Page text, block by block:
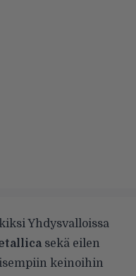
Yhdysvalloissa
sekä eilen
keinoihin